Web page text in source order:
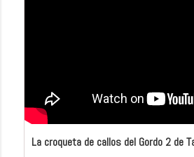
La croqueta de callos del Gordo 2 de